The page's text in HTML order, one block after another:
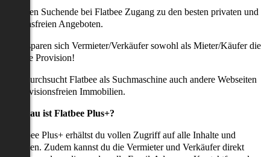
erhalten Suchende bei Flatbee Zugang zu den besten privaten und
Angeboten.
uns sparen sich Vermieter/Verkäufer sowohl als Mieter/Käufer die
Provision!
durchsucht Flatbee als Suchmaschine auch andere Webseiten
provisionsfreien Immobilien.
genau ist Flatbee Plus+?
Flatbee Plus+ erhältst du vollen Zugriff auf alle Inhalte und
Zudem kannst du die Vermieter und Verkäufer direkt